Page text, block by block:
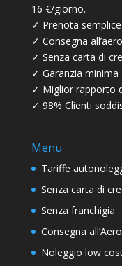
16 €/giorno.
✓ Prenota
✓ Consegna
✓ Senza carta di
✓ Garanzia minima
✓ Miglior rapporto
✓ 98% Clienti
Menu
Tariffe
Senza carta di
Senza franchigia
Consegna
Noleggio low